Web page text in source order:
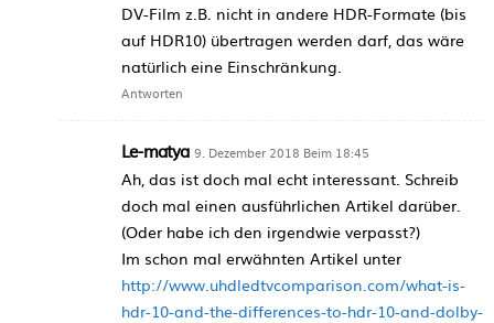
DV-Film z.B. nicht in andere HDR-Formate (bis
auf HDR10) übertragen werden darf, das wäre
natürlich eine Einschränkung.
Antworten
Le-matya 9. Dezember 2018 Beim 18:45
Ah, das ist doch mal echt interessant. Schreib
doch mal einen ausführlichen Artikel darüber.
(Oder habe ich den irgendwie verpasst?)
Im schon mal erwähnten Artikel unter
http://www.uhdledtvcomparison.com/what-is-
hdr-10-and-the-differences-to-hdr-10-and-dolby-